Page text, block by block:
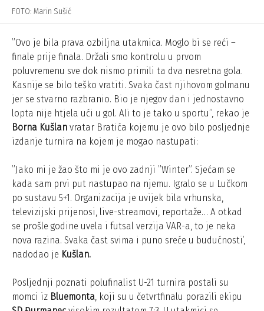
FOTO: Marin Sušić
”Ovo je bila prava ozbiljna utakmica. Moglo bi se reći –
finale prije finala. Držali smo kontrolu u prvom
poluvremenu sve dok nismo primili ta dva nesretna gola.
Kasnije se bilo teško vratiti. Svaka čast njihovom golmanu
jer se stvarno razbranio. Bio je njegov dan i jednostavno
lopta nije htjela ući u gol. Ali to je tako u sportu”, rekao je
Borna Kušlan vratar Bratića kojemu je ovo bilo posljednje
izdanje turnira na kojem je mogao nastupati:
”Jako mi je žao što mi je ovo zadnji ”Winter”. Sjećam se
kada sam prvi put nastupao na njemu. Igralo se u Lučkom
po sustavu 5+1. Organizacija je uvijek bila vrhunska,
televizijski prijenosi, live-streamovi, reportaže… A otkad
se prošle godine uvela i futsal verzija VAR-a, to je neka
nova razina. Svaka čast svima i puno sreće u budućnosti’,
nadodao je Kušlan.
Posljednji poznati polufinalist U-21 turnira postali su
momci iz Bluemonta, koji su u četvrtfinalu porazili ekipu